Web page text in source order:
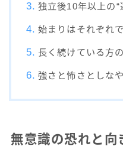
独立後10年以上の“
始まりはそれぞれ
長く続けている方
強さと怖さとしな
無意識の恐れと向